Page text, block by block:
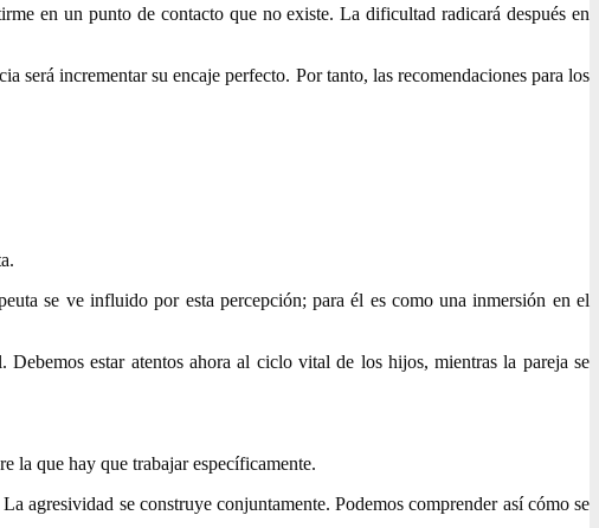
en un punto de contacto que no existe. La dificultad radicará después en
será incrementar su encaje perfecto. Por tanto, las recomendaciones para los
se ve influido por esta percepción; para él es como una inmersión en el
estar atentos ahora al ciclo vital de los hijos, mientras la pareja se
la que hay que trabajar específicamente.
agresividad se construye conjuntamente. Podemos comprender así cómo se